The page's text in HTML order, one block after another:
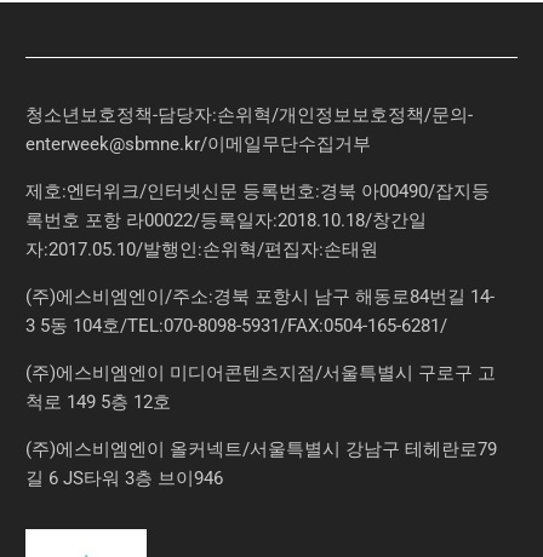
청소년보호정책-담당자:손위혁/개인정보보호정책/문의-
enterweek@sbmne.kr/이메일무단수집거부
제호:엔터위크/인터넷신문 등록번호:경북 아00490/잡지등
록번호 포항 라00022/등록일자:2018.10.18/창간일
자:2017.05.10/발행인:손위혁/편집자:손태원
(주)에스비엠엔이/주소:경북 포항시 남구 해동로84번길 14-
3 5동 104호/TEL:070-8098-5931/FAX:0504-165-6281/
(주)에스비엠엔이 미디어콘텐츠지점/서울특별시 구로구 고
척로 149 5층 12호
(주)에스비엠엔이 올커넥트/서울특별시 강남구 테헤란로79
길 6 JS타워 3층 브이946